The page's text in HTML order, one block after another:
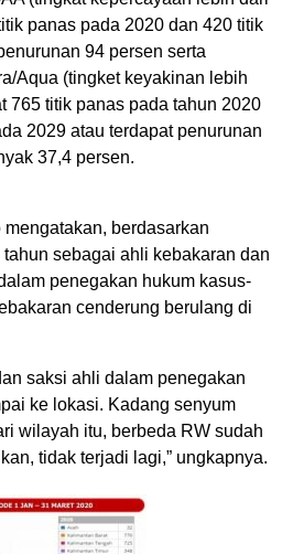
panas pada 2020 dan 420 titik
94 persen serta
Aqua (tingket keyakinan lebih
765 titik panas pada tahun 2020
2029 atau terdapat penurunan
37,4 persen.
berdasarkan
sebagai ahli kebakaran dan
penegakan hukum kasus-
cenderung berulang di
saksi ahli dalam penegakan
ke lokasi. Kadang senyum
wilayah itu, berbeda RW sudah
tidak terjadi lagi,” ungkapnya.